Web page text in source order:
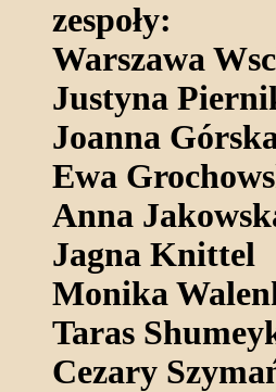
zespoły:
Warszawa
Justyna
Joanna
Ewa
Anna
Jagna Knittel
Monika
Taras
Cezary